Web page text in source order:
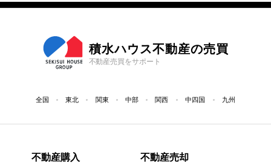
積水ハウス不動産の売買
不動産売買をサポート
全国 東北 関東 中部 関西 中四国 九州
不動産購入 不動産売却